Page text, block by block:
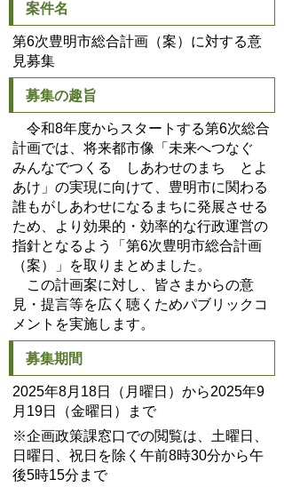
案件名
第6次豊明市総合計画（案）に対する意
見募集
募集の趣旨
令和8年度からスタートする第6次総合
計画では、将来都市像「未来へつなぐ
みんなでつくる しあわせのまち とよ
あけ」の実現に向けて、豊明市に関わる
誰もがしあわせになるまちに発展させる
ため、より効果的・効率的な行政運営の
指針となるよう「第6次豊明市総合計画
（案）」を取りまとめました。
この計画案に対し、皆さまからの意
見・提言等を広く聴くためパブリックコ
メントを実施します。
募集期間
2025年8月18日（月曜日）から2025年9
月19日（金曜日）まで
※企画政策課窓口での閲覧は、土曜日、
日曜日、祝日を除く午前8時30分から午
後5時15分まで